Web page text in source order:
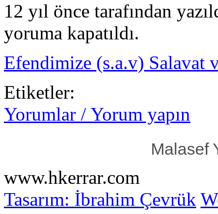
12 yıl önce tarafından
yoruma kapatıldı.
Efendimize (s.a.v)
Etiketler:
Yorumlar / Yorum yapın
Malasef
www.hkerrar.com
Tasarım: İbrahim Çevrük